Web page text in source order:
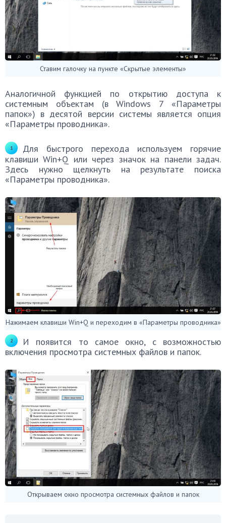
Ставим галочку на пункте «Скрытые элементы»
Аналогичной функцией по открытию доступа к
системным объектам (в Windows 7 «Параметры
папок») в десятой версии системы является опция
«Параметры проводника».
Для быстрого перехода используем горячие
клавиши Win+Q или через значок на панели задач.
Здесь нужно щелкнуть на результате поиска
«Параметры проводника».
Нажимаем клавиши Win+Q и переходим в «Параметры проводника»
И появится то самое окно, с возможностью
включения просмотра системных файлов и папок.
Открываем окно просмотра системных файлов и папок